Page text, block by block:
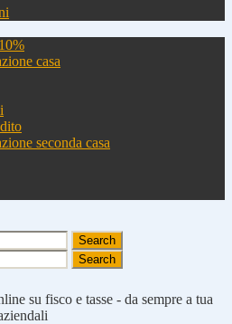
casa
seconda casa
su fisco e tasse - da sempre a tua